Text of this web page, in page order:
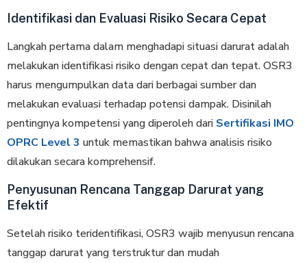
Identifikasi dan Evaluasi Risiko Secara Cepat
Langkah pertama dalam menghadapi situasi darurat adalah
melakukan identifikasi risiko dengan cepat dan tepat. OSR3
harus mengumpulkan data dari berbagai sumber dan
melakukan evaluasi terhadap potensi dampak. Disinilah
pentingnya kompetensi yang diperoleh dari Sertifikasi IMO
OPRC Level 3 untuk memastikan bahwa analisis risiko
dilakukan secara komprehensif.
Penyusunan Rencana Tanggap Darurat yang
Efektif
Setelah risiko teridentifikasi, OSR3 wajib menyusun rencana
tanggap darurat yang terstruktur dan mudah